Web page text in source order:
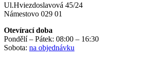
Ul.Hviezdoslavová 45/24
Námestovo 029 01
Otevírací doba
Pondělí – Pátek: 08:00 – 16:30
Sobota: na objednávku